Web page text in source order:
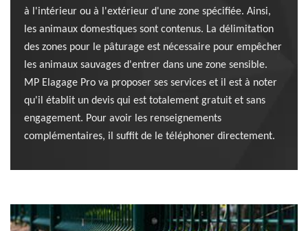
à l'intérieur ou à l'extérieur d'une zone spécifiée. Ainsi,
les animaux domestiques sont contenus. La délimitation
des zones pour le pâturage est nécessaire pour empêcher
les animaux sauvages d'entrer dans une zone sensible.
MP Elagage Pro va proposer ses services et il est à noter
qu'il établit un devis qui est totalement gratuit et sans
engagement. Pour avoir les renseignements
complémentaires, il suffit de le téléphoner directement.